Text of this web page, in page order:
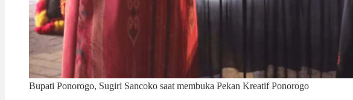
Bupati Ponorogo, Sugiri Sancoko saat membuka Pekan Kreatif Ponorogo